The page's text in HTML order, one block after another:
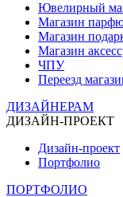
Ювелирный
Магазин
Магазин
Магазин
ЧПУ
Переезд
ДИЗАЙНЕРАМ
ДИЗАЙН-ПРОЕКТ
Дизайн-проект
Портфолио
ПОРТФОЛИО